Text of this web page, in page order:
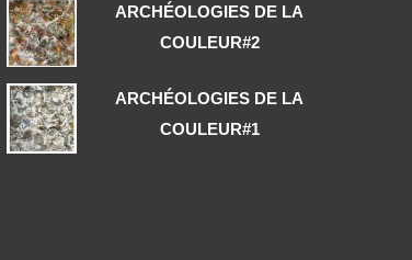
ARCHÉOLOGIES DE LA
COULEUR#2
ARCHÉOLOGIES DE LA
COULEUR#1